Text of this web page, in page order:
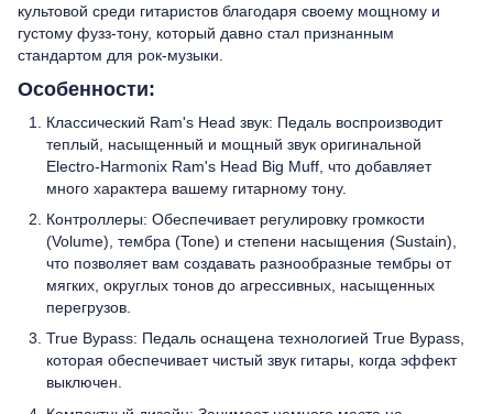
культовой среди гитаристов благодаря своему мощному и
густому фузз-тону, который давно стал признанным
стандартом для рок-музыки.
Особенности:
Классический Ram's Head звук: Педаль воспроизводит
теплый, насыщенный и мощный звук оригинальной
Electro-Harmonix Ram's Head Big Muff, что добавляет
много характера вашему гитарному тону.
Контроллеры: Обеспечивает регулировку громкости
(Volume), тембра (Tone) и степени насыщения (Sustain),
что позволяет вам создавать разнообразные тембры от
мягких, округлых тонов до агрессивных, насыщенных
перегрузов.
True Bypass: Педаль оснащена технологией True Bypass,
которая обеспечивает чистый звук гитары, когда эффект
выключен.